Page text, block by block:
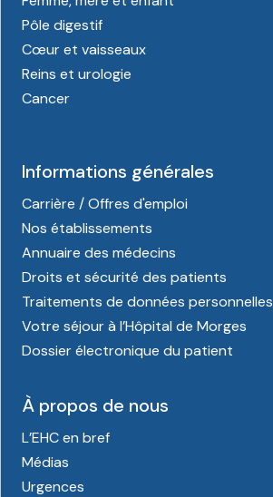
Pôle digestif
Cœur et vaisseaux
Reins et urologie
Cancer
Informations générales
Carrière / Offres d'emploi
Nos établissements
Annuaire des médecins
Droits et sécurité des patients
Traitements de données personnelles
Votre séjour à l’Hôpital de Morges
Dossier électronique du patient
À propos de nous
L’EHC en bref
Médias
Urgences